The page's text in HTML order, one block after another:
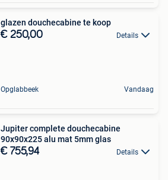
glazen douchecabine te koop
€ 250,00 Details
Opglabbeek Vandaag
Jupiter complete douchecabine
90x90x225 alu mat 5mm glas
€ 755,94 Details